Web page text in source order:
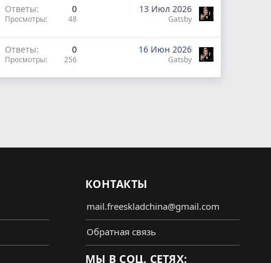
Ответы 0
Просмотры 48
13 Июл 2026
Gatsby
Ответы 0
Просмотры 256
16 Июн 2026
Gatsby
КОНТАКТЫ
mail.freeskladchina@gmail.com
Обратная связь
МЫ В СОЦ. СЕТЯХ: